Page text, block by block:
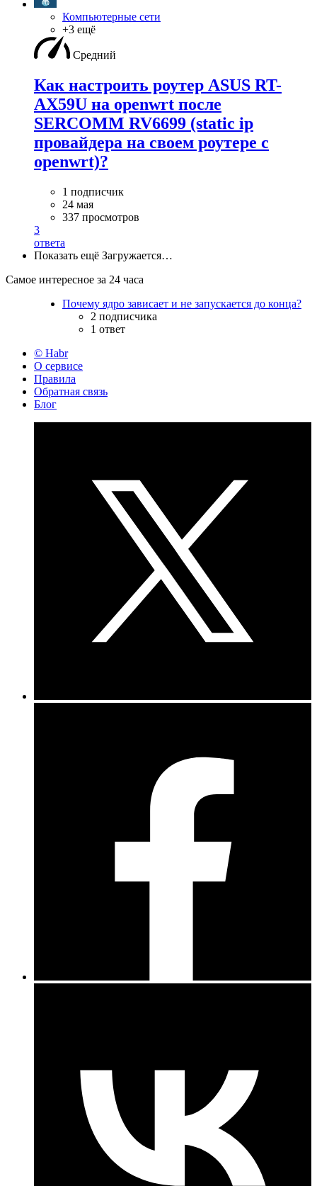
Компьютерные сети
+3 ещё
Средний
Как настроить роутер ASUS RT-
AX59U на openwrt после
SERCOMM RV6699 (static ip
провайдера на своем роутере с
openwrt)?
1 подписчик
24 мая
337 просмотров
3
ответа
Показать ещё Загружается…
Самое интересное за 24 часа
Почему ядро зависает и не запускается до конца?
2 подписчика
1 ответ
© Habr
О сервисе
Правила
Обратная связь
Блог